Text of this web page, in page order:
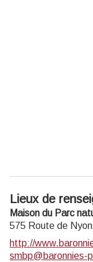
Lieux de
Maison du Parc
575 Route de
http://
smbp@baronnies-